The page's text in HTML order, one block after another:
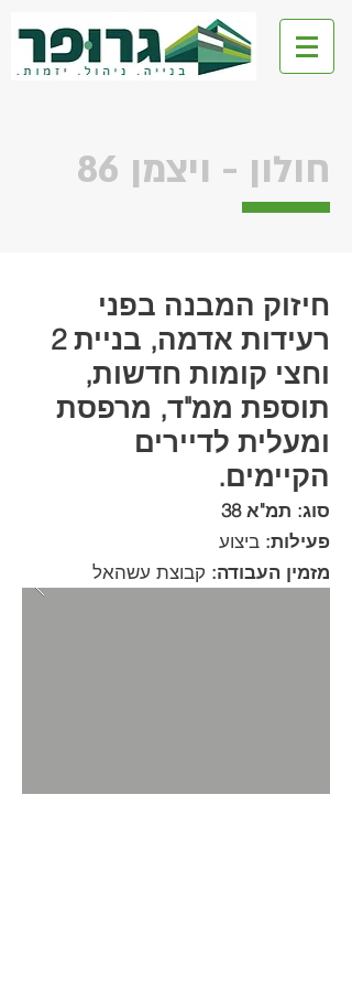
גרופר ליצד
חיזוק המבנה בפני
רעידות אדמה, בניית 2
וחצי קומות חדשות,
תוספת ממ"ד, מרפסת
ומעלית לדיירים
הקיימים.
סוג: תמ"א 38
פעילות: ביצוע
מזמין העבודה: קבוצת עשהאל
חולון - ויצמן 86